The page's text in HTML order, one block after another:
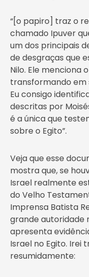
“[o papiro] traz o
chamado Ipuver
um dos principais
de desgraças que
Nilo. Ele menciona
transformando em
Eu consigo
descritas por
é a única que
sobre o Egito”.
Veja que esse
mostra que, se
Israel realmente
do Velho
Imprensa Batista
grande autoridade
apresenta
Israel no Egito. Irei
resumidamente: